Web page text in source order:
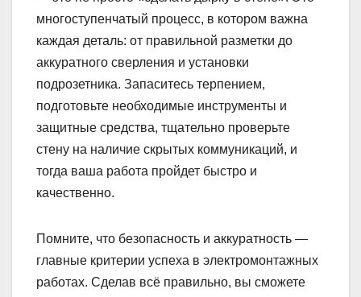
многоступенчатый процесс, в котором важна
каждая деталь: от правильной разметки до
аккуратного сверления и установки
подрозетника. Запаситесь терпением,
подготовьте необходимые инструменты и
защитные средства, тщательно проверьте
стену на наличие скрытых коммуникаций, и
тогда ваша работа пройдет быстро и
качественно.
Помните, что безопасность и аккуратность —
главные критерии успеха в электромонтажных
работах. Сделав всё правильно, вы сможете